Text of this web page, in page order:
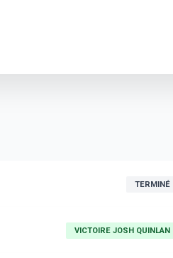
TERMINÉ
VICTOIRE JOSH QUINLAN